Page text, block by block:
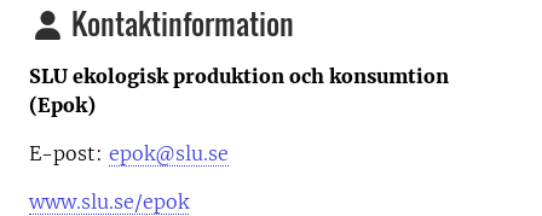
Kontaktinformation
SLU ekologisk produktion och konsumtion
(Epok)
E-post: epok@slu.se
www.slu.se/epok